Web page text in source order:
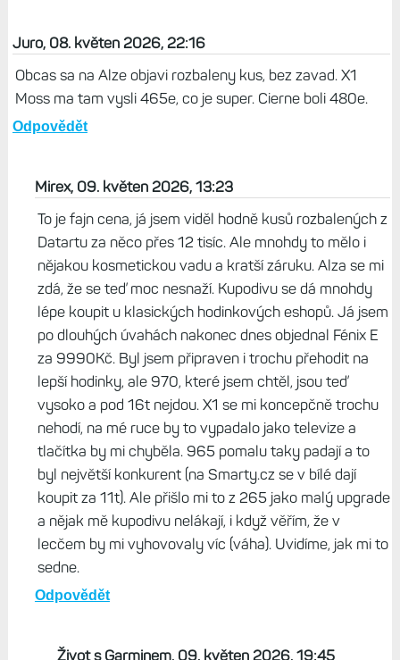
Juro, 08. květen 2026, 22:16
Obcas sa na Alze objavi rozbaleny kus, bez zavad. X1
Moss ma tam vysli 465e, co je super. Cierne boli 480e.
Odpovědět
Mirex, 09. květen 2026, 13:23
To je fajn cena, já jsem viděl hodně kusů rozbalených z
Datartu za něco přes 12 tisíc. Ale mnohdy to mělo i
nějakou kosmetickou vadu a kratší záruku. Alza se mi
zdá, že se teď moc nesnaží. Kupodivu se dá mnohdy
lépe koupit u klasických hodinkových eshopů. Já jsem
po dlouhých úvahách nakonec dnes objednal Fénix E
za 9990Kč. Byl jsem připraven i trochu přehodit na
lepší hodinky, ale 970, které jsem chtěl, jsou teď
vysoko a pod 16t nejdou. X1 se mi koncepčně trochu
nehodí, na mé ruce by to vypadalo jako televize a
tlačítka by mi chyběla. 965 pomalu taky padají a to
byl největší konkurent (na Smarty.cz se v bílé dají
koupit za 11t). Ale přišlo mi to z 265 jako malý upgrade
a nějak mě kupodivu nelákají, i když věřím, že v
lecčem by mi vyhovovaly víc (váha). Uvidíme, jak mi to
sedne.
Odpovědět
Život s Garminem, 09. květen 2026, 19:45